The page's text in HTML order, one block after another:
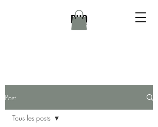
DHQ
Post
Tous les posts